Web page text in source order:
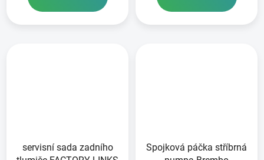
servisní sada zadního
Spojková páčka stříbrná